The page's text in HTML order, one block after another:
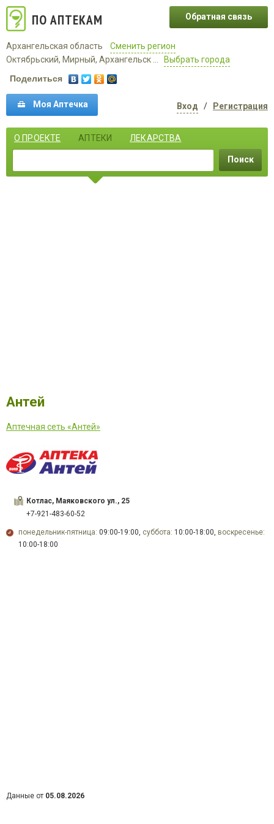
ПО АПТЕКАМ
Архангельская область
Сменить регион
Октябрьский, Мирный, Архангельск ...
Выбрать города
Обратная связь
Поделиться
Моя Аптечка Вход / Регистрация
О ПРОЕКТЕ АПТЕКИ ЛЕКАРСТВА
Поиск
Антей
Аптечная сеть «Антей»
Котлас, Маяковского ул., 25
+7-921-483-60-52
понедельник-пятница: 09:00-19:00, суббота: 10:00-18:00, воскресенье:
10:00-18:00
Данные от 05.08.2026